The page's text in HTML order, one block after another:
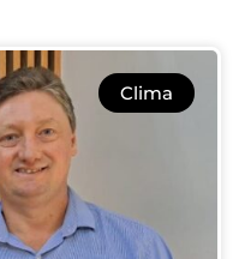
Clima